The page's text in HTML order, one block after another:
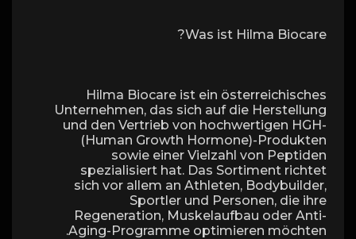
Was ist Hilma Biocare?
Hilma Biocare ist ein österreichisches
Unternehmen, das sich auf die Herstellung
und den Vertrieb von hochwertigen HGH-
(Human Growth Hormone)-Produkten
sowie einer Vielzahl von Peptiden
spezialisiert hat. Das Sortiment richtet
sich vor allem an Athleten, Bodybuilder,
Sportler und Personen, die ihre
Regeneration, Muskelaufbau oder Anti-
Aging-Programme optimieren möchten.